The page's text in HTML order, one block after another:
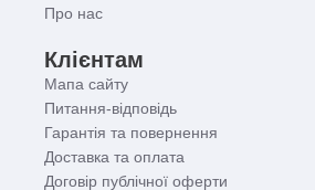
Про нас
Клієнтам
Мапа сайту
Питання-відповідь
Гарантія та повернення
Доставка та оплата
Договір публічної оферти